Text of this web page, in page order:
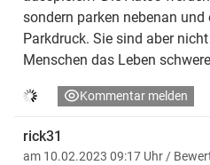
sondern parken nebenan und
Parkdruck. Sie sind aber
Menschen das Leben
Kommentar melden
rick31
am 10.02.2023 09:17 Uhr /